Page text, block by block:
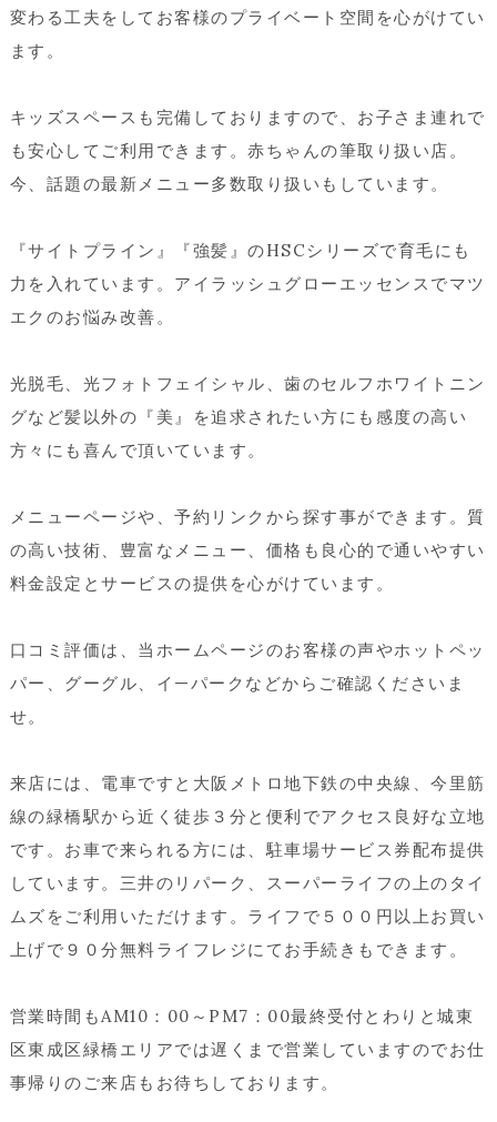
変わる工夫をしてお客様のプライベート空間を心がけてい
ます。
キッズスペースも完備しておりますので、お子さま連れで
も安心してご利用できます。赤ちゃんの筆取り扱い店。
今、話題の最新メニュー多数取り扱いもしています。
『サイトプライン』『強髪』のHSCシリーズで育毛にも
力を入れています。アイラッシュグローエッセンスでマツ
エクのお悩み改善。
光脱毛、光フォトフェイシャル、歯のセルフホワイトニン
グなど髪以外の『美』を追求されたい方にも感度の高い
方々にも喜んで頂いています。
メニューページや、予約リンクから探す事ができます。質
の高い技術、豊富なメニュー、価格も良心的で通いやすい
料金設定とサービスの提供を心がけています。
口コミ評価は、当ホームページのお客様の声やホットペッ
パー、グーグル、イ—パークなどからご確認くださいま
せ。
来店には、電車ですと大阪メトロ地下鉄の中央線、今里筋
線の緑橋駅から近く徒歩３分と便利でアクセス良好な立地
です。お車で来られる方には、駐車場サービス券配布提供
しています。三井のリパーク、スーパーライフの上のタイ
ムズをご利用いただけます。ライフで５００円以上お買い
上げで９０分無料ライフレジにてお手続きもできます。
営業時間もAM10：00～PM7：00最終受付とわりと城東
区東成区緑橋エリアでは遅くまで営業していますのでお仕
事帰りのご来店もお待ちしております。